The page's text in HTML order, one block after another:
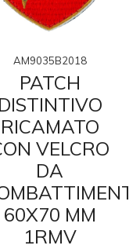
AM9035B2018
PATCH
DISTINTIVO
RICAMATO
VELCRO
DA
60X70 MM
1RMV